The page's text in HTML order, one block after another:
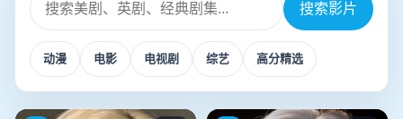
搜
索
影
搜索影片
动漫 电影 电视剧 综艺 高分精选